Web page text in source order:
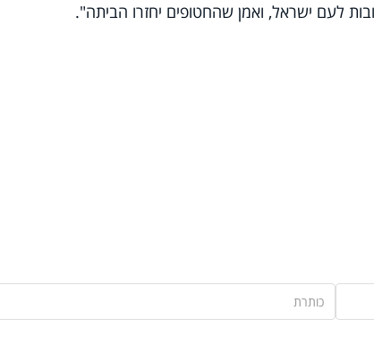
לעם ישראל, ואמן שהחטופים יחזרו הביתה".